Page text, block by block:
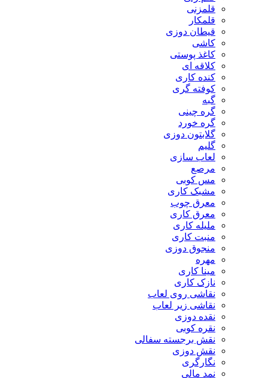
قلمزنی
قلمکار
قیطان دوزی
کاشی
کاغذ پوستی
کلاقه ای
کنده کاری
کوفته گری
گبه
گره چینی
گره خورد
گلابتون دوزی
گلیم
لعاب سازی
مرصع
مس کوبی
مشبک کاری
معرق چوب
معرق کاری
مليله کاری
منبت کاری
منجوق دوزی
مهره
مینا کاری
نازک کاری
نقاشی روی لعاب
نقاشی زیر لعاب
نقده دوزی
نقره کوبی
نقش برجسته سفالی
نقش دوزی
نگارگری
نمد مالی